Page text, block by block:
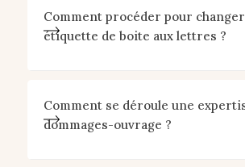
Comment procéder pour
étiquette de boite aux lettres ?
Comment se déroule une
dommages-ouvrage ?